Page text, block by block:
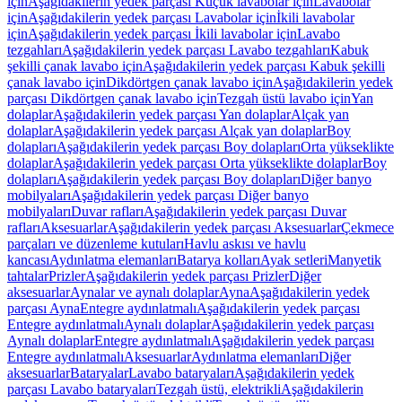
içinAşağıdakilerin yedek parçası Lavabolar içinİkili lavabolar
içinAşağıdakilerin yedek parçası İkili lavabolar içinLavabo
tezgahlarıAşağıdakilerin yedek parçası Lavabo tezgahlarıKabuk
şekilli çanak lavabo içinAşağıdakilerin yedek parçası Kabuk şekilli
çanak lavabo içinDikdörtgen çanak lavabo içinAşağıdakilerin yedek
parçası Dikdörtgen çanak lavabo içinTezgah üstü lavabo içinYan
dolaplarAşağıdakilerin yedek parçası Yan dolaplarAlçak yan
dolaplarAşağıdakilerin yedek parçası Alçak yan dolaplarBoy
dolaplarıAşağıdakilerin yedek parçası Boy dolaplarıOrta yükseklikte
dolaplarAşağıdakilerin yedek parçası Orta yükseklikte dolaplarBoy
dolaplarıAşağıdakilerin yedek parçası Boy dolaplarıDiğer banyo
mobilyalarıAşağıdakilerin yedek parçası Diğer banyo
mobilyalarıDuvar raflarıAşağıdakilerin yedek parçası Duvar
raflarıAksesuarlarAşağıdakilerin yedek parçası AksesuarlarÇekmece
parçaları ve düzenleme kutularıHavlu askısı ve havlu
kancasıAydınlatma elemanlarıBatarya kollarıAyak setleriManyetik
tahtalarPrizlerAşağıdakilerin yedek parçası PrizlerDiğer
aksesuarlarAynalar ve aynalı dolaplarAynaAşağıdakilerin yedek
parçası AynaEntegre aydınlatmalıAşağıdakilerin yedek parçası
Entegre aydınlatmalıAynalı dolaplarAşağıdakilerin yedek parçası
Aynalı dolaplarEntegre aydınlatmalıAşağıdakilerin yedek parçası
Entegre aydınlatmalıAksesuarlarAydınlatma elemanlarıDiğer
aksesuarlarBataryalarLavabo bataryalarıAşağıdakilerin yedek
parçası Lavabo bataryalarıTezgah üstü, elektrikliAşağıdakilerin